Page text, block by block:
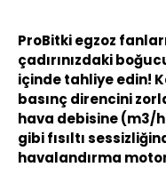
ProBitki egzoz
çadırınızdaki
içinde tahliye edin!
basınç direncini
hava debisine (m3/
gibi fısıltı
havalandırma